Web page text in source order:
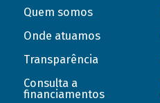
Quem somos
Onde atuamos
Transparência
Consulta a
financiamentos